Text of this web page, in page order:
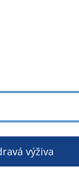
výživa